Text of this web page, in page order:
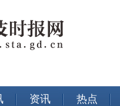
资讯 热点